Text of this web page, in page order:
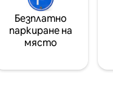
Безплатно
паркиране на
място